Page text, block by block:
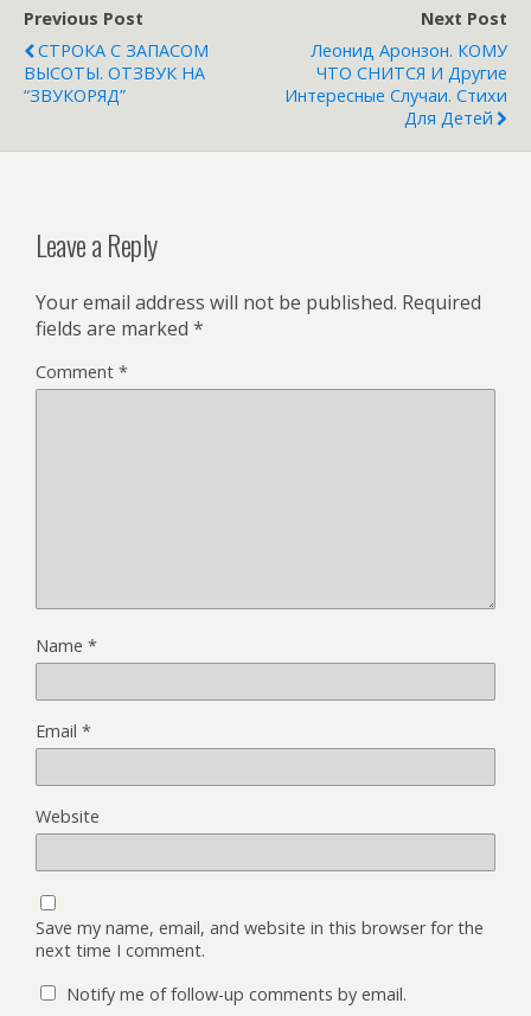
Previous Post
СТРОКА С ЗАПАСОМ
ВЫСОТЫ. ОТЗВУК НА
“ЗВУКОРЯД”
Next Post
Леонид Аронзон. КОМУ
ЧТО СНИТСЯ И Другие
Интересные Случаи. Стихи
Для Детей
Leave a Reply
Your email address will not be published. Required
fields are marked *
Comment *
Name *
Email *
Website
Save my name, email, and website in this browser for the
next time I comment.
Notify me of follow-up comments by email.